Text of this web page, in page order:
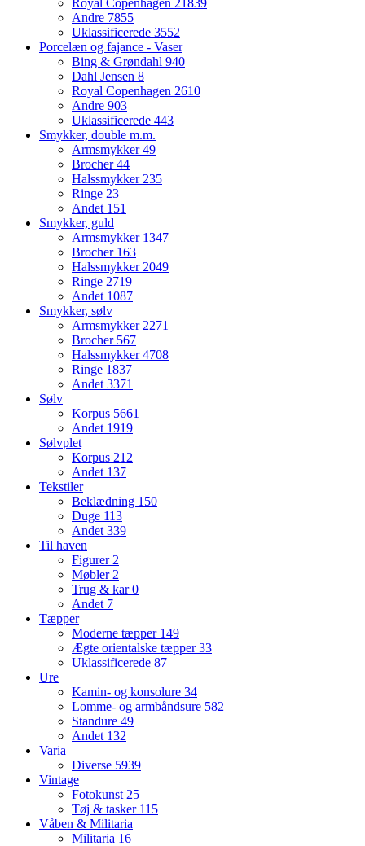
Royal Copenhagen 21839
Andre 7855
Uklassificerede 3552
Porcelæn og fajance - Vaser
Bing & Grøndahl 940
Dahl Jensen 8
Royal Copenhagen 2610
Andre 903
Uklassificerede 443
Smykker, double m.m.
Armsmykker49
Brocher44
Halssmykker 235
Ringe 23
Andet 151
Smykker, guld
Armsmykker 1347
Brocher 163
Halssmykker 2049
Ringe 2719
Andet 1087
Smykker, sølv
Armsmykker 2271
Brocher 567
Halssmykker4708
Ringe 1837
Andet 3371
Sølv
Korpus 5661
Andet 1919
Sølvplet
Korpus 212
Andet 137
Tekstiler
Beklædning 150
Duge 113
Andet 339
Til haven
Figurer 2
Møbler 2
Trug & kar0
Andet 7
Tæpper
Moderne tæpper 149
Ægte orientalske tæpper33
Uklassificerede 87
Ure
Kamin- og konsolure 34
Lomme- og armbåndsure 582
Standure 49
Andet 132
Varia
Diverse 5939
Vintage
Fotokunst 25
Tøj & tasker 115
Våben & Militaria
Militaria 16